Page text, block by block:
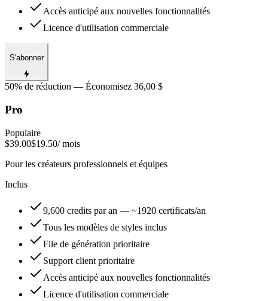
Accès anticipé aux nouvelles fonctionnalités
Licence d'utilisation commerciale
S'abonner
50% de réduction — Économisez 36,00 $
Pro
Populaire
$39.00$19.50/ mois
Pour les créateurs professionnels et équipes
Inclus
9,600 credits par an — ~1920 certificats/an
Tous les modèles de styles inclus
File de génération prioritaire
Support client prioritaire
Accès anticipé aux nouvelles fonctionnalités
Licence d'utilisation commerciale